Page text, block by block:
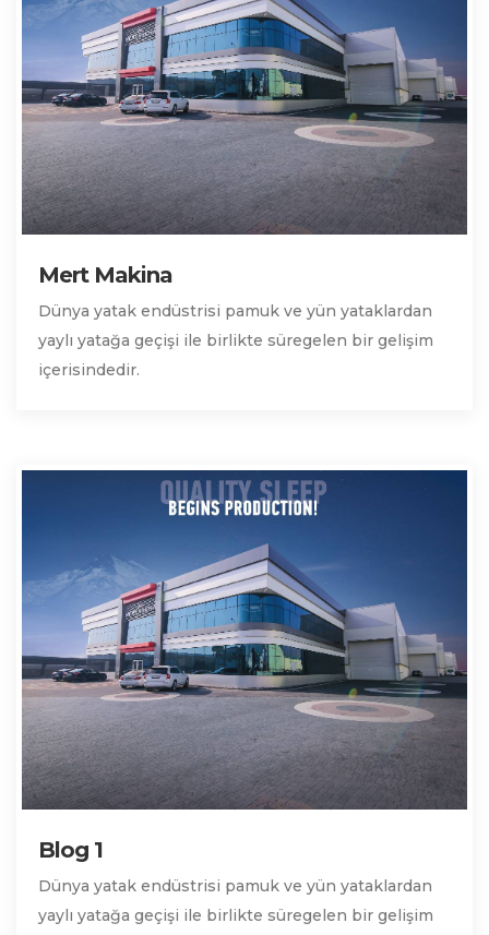
Mert Makina
Dünya yatak endüstrisi pamuk ve yün yataklardan
yaylı yatağa geçişi ile birlikte süregelen bir gelişim
içerisindedir.
Blog 1
Dünya yatak endüstrisi pamuk ve yün yataklardan
yaylı yatağa geçişi ile birlikte süregelen bir gelişim